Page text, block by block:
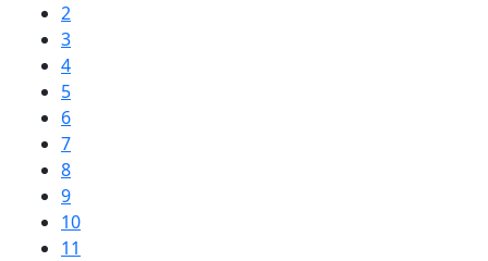
2
3
4
5
6
7
8
9
10
11